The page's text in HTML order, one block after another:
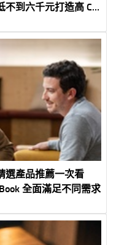
到六千元打造高 CP
選產品推薦一次看
全面滿足不同需求